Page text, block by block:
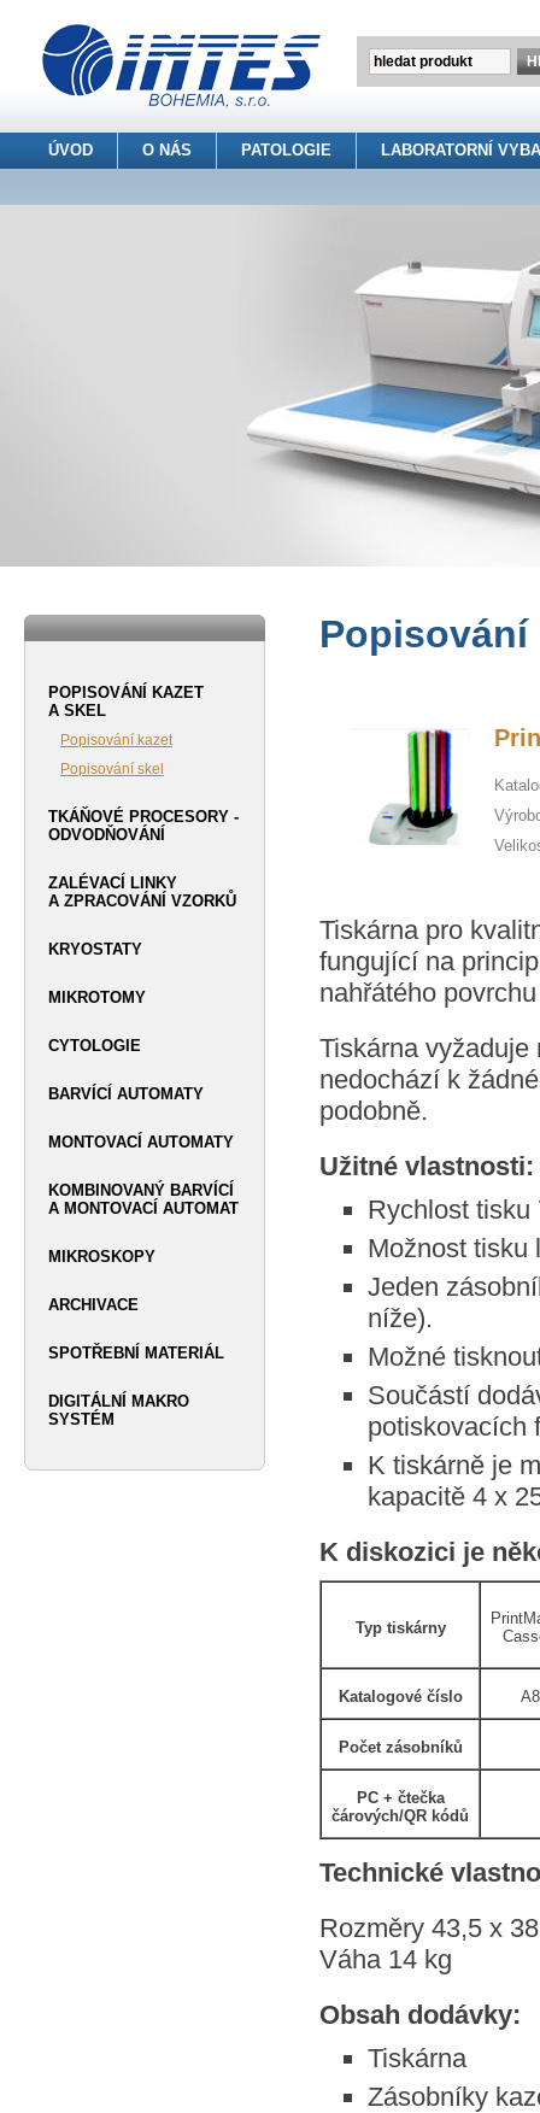
ÚVOD O NÁS PATOLOGIE LABORATORNÍ
Popisování
Tiskárna pro
fungující na
nahřátého
Tiskárna
nedochází k
podobně.
Užitné vlastnosti:
Rychlost tisku
Možnost tisku
Jeden
níže).
Možné
Součástí
potiskovacích
K tiskárně je
kapacitě 4 x
K diskozici je
Typ tiskárny
Katalogové číslo
Počet zásobníků
PC + čtečka
čárových/QR kódů
Technické
Rozměry 43,5 x
Váha 14 kg
Obsah dodávky:
Tiskárna
Zásobníky
POPISOVÁNÍ KAZET
A SKEL
Popisování kazet
Popisování skel
TKÁŇOVÉ PROCESORY -
ODVODŇOVÁNÍ
ZALÉVACÍ LINKY
A ZPRACOVÁNÍ VZORKŮ
KRYOSTATY
MIKROTOMY
CYTOLOGIE
BARVÍCÍ AUTOMATY
MONTOVACÍ AUTOMATY
KOMBINOVANÝ BARVÍCÍ
A MONTOVACÍ AUTOMAT
MIKROSKOPY
ARCHIVACE
SPOTŘEBNÍ MATERIÁL
DIGITÁLNÍ MAKRO
SYSTÉM